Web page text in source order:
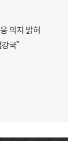
의지 밝혀
국”